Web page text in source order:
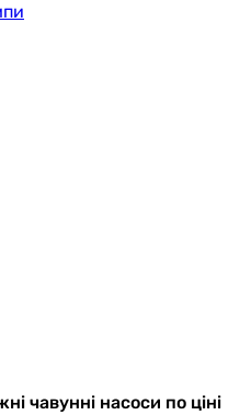
чавунні насоси по ціні